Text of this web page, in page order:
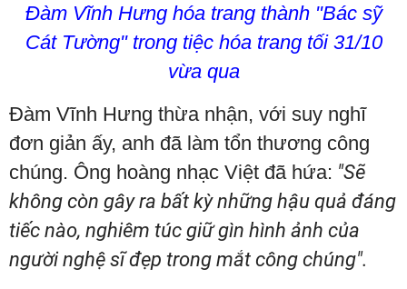
Đàm Vĩnh Hưng hóa trang thành "Bác sỹ
Cát Tường" trong tiệc hóa trang tối 31/10
vừa qua
Đàm Vĩnh Hưng thừa nhận, với suy nghĩ
đơn giản ấy, anh đã làm tổn thương công
chúng. Ông hoàng nhạc Việt đã hứa: "Sẽ
không còn gây ra bất kỳ những hậu quả đáng
tiếc nào, nghiêm túc giữ gìn hình ảnh của
người nghệ sĩ đẹp trong mắt công chúng".